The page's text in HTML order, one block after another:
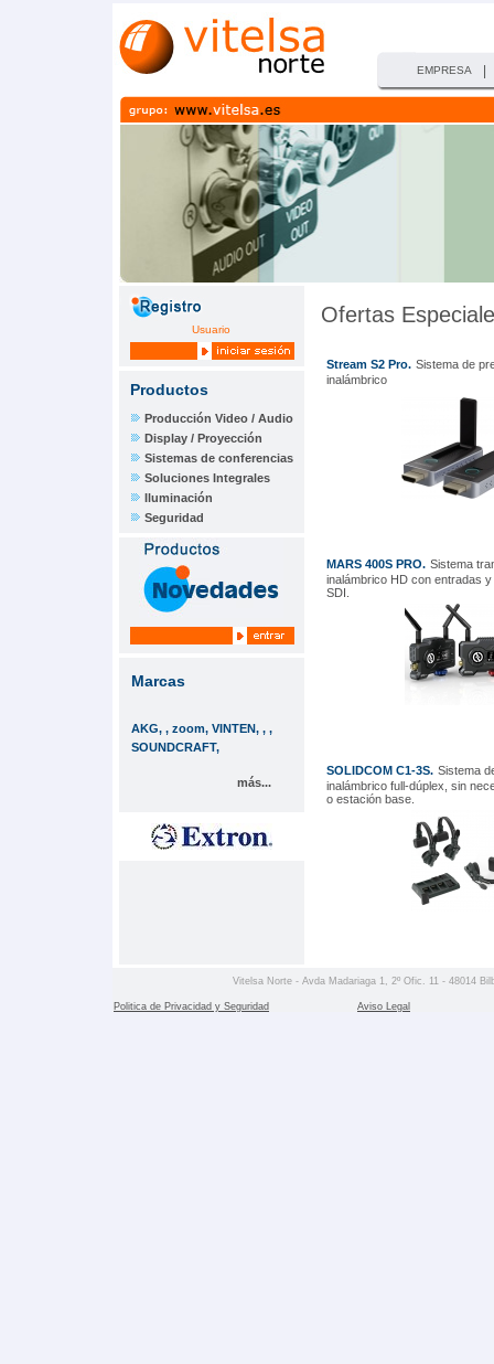
EMPRESA
Usuario
Productos
Producción Video / Audio
Display / Proyección
Sistemas de conferencias
Soluciones Integrales
Iluminación
Seguridad
Marcas
AKG, , zoom, VINTEN, , ,
SOUNDCRAFT,
más...
Ofertas
Stream S2 Pro. Sistema de
inalámbrico
MARS 400S PRO. Sistema
inalámbrico HD con entradas
SDI.
SOLIDCOM C1-3S. Sistema
inalámbrico full-dúplex, sin
o estación base.
Vitelsa Norte - Avda Madariaga 1, 2º Ofic. 11 - 48014
Politica de Privacidad y Seguridad Aviso Legal